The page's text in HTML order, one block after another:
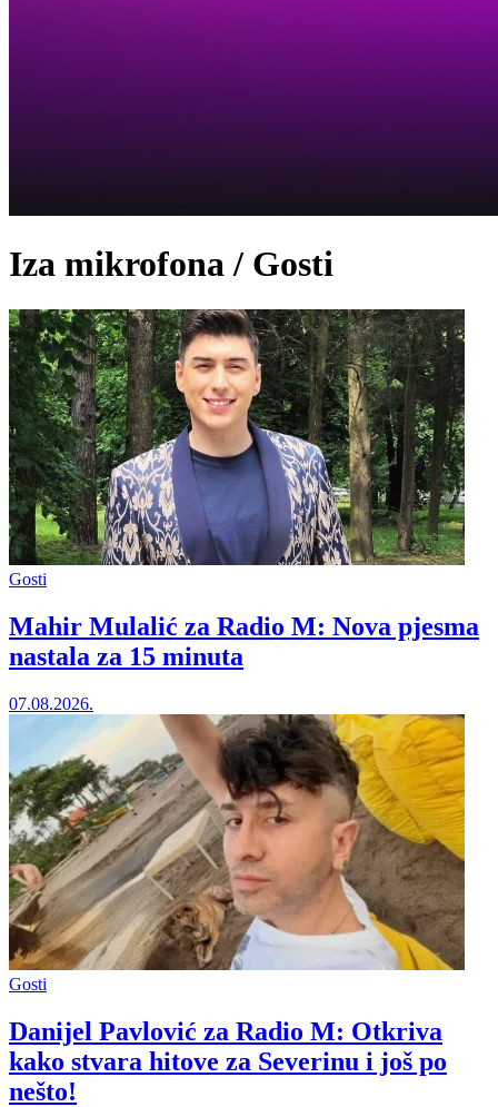
Iza mikrofona / Gosti
Gosti
Mahir Mulalić za Radio M: Nova pjesma
nastala za 15 minuta
07.08.2026.
Gosti
Danijel Pavlović za Radio M: Otkriva
kako stvara hitove za Severinu i još po
nešto!